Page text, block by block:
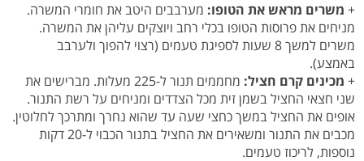
+ משרים מראש את הטופו: מערבבים היטב את חומרי המשרה.
מניחים את פרוסות הטופו בכלי רחב ויוצקים עליהן את המשרה.
משרים למשך 8 שעות לספיגת טעמים (רצוי להפוך ולערבב
באמצע).
+ מכינים קרם חציל:
מחממים תנור ל-225 מעלות. מברישים את
שני חצאי החציל בשמן זית מכל הצדדים ומניחים על רשת התנור.
אופים את החציל במשך כחצי שעה עד שהוא נחרך ומתרכך לחלוטין.
מכבים את התנור ומשאירים את החציל בתנור הכבוי ל-20 דקות
נוספות, לריכוז טעמים.